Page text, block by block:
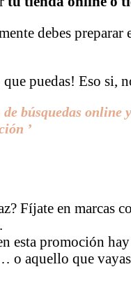
debes
puedas! Eso si,
búsquedas
’
Fíjate en marcas
promoción
aquello que